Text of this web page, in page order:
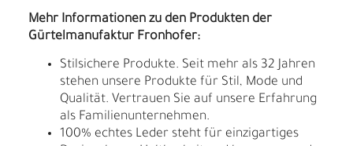
Mehr Informationen zu den Produkten der
Gürtelmanufaktur Fronhofer:
Stilsichere Produkte. Seit mehr als 32 Jahren
stehen unsere Produkte für Stil, Mode und
Qualität. Vertrauen Sie auf unsere Erfahrung
als Familienunternehmen.
100% echtes Leder steht für einzigartiges